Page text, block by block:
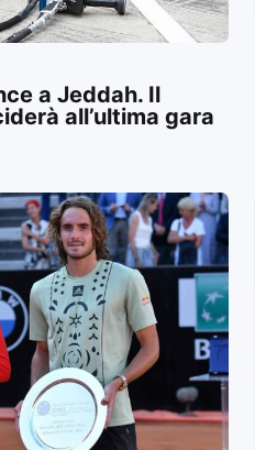
a Jeddah. Il
all’ultima gara